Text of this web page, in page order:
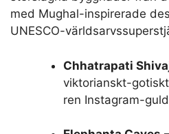
av episka proportioner: över
människor kallar själva
häpnadsväckande28,4